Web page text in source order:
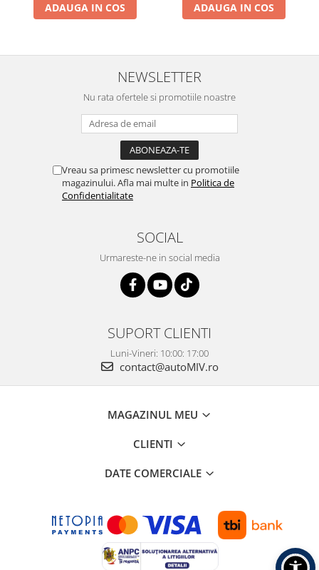
ADAUGA IN COS ADAUGA IN COS
NEWSLETTER
Nu rata ofertele si promotiile noastre
Vreau sa primesc newsletter cu promotiile
magazinului. Afla mai multe in Politica de
Confidentialitate
SOCIAL
Urmareste-ne in social media
SUPORT CLIENTI
Luni-Vineri: 10:00: 17:00
contact@autoMIV.ro
MAGAZINUL MEU
CLIENTI
DATE COMERCIALE